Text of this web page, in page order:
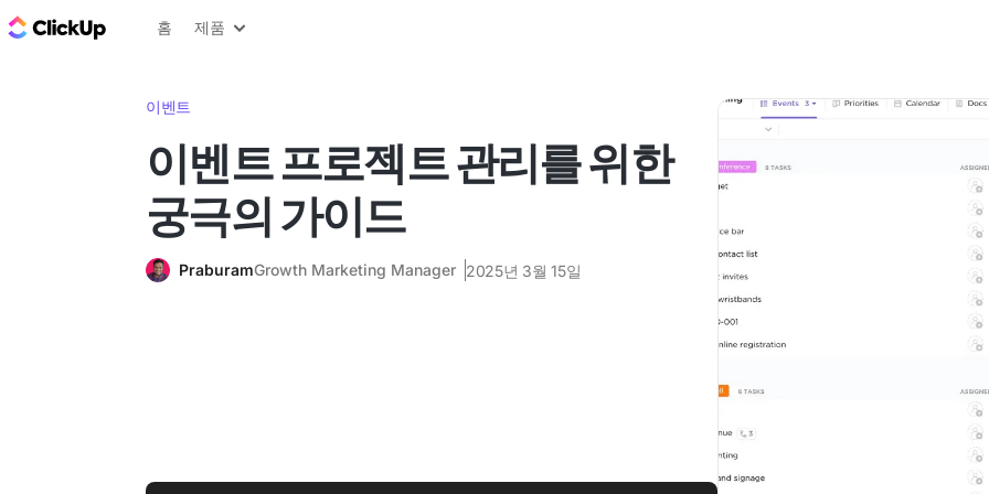
ClickUp 블로그
홈 제품
이벤트
이벤트 프로젝트 관리를 위한
궁극의 가이드
PraburamGrowth Marketing Manager 2025년 3월 15일